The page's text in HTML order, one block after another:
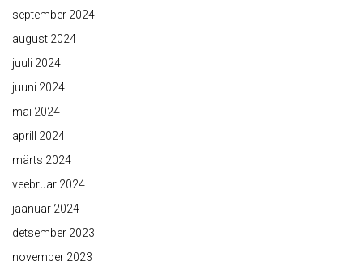
september 2024
august 2024
juuli 2024
juuni 2024
mai 2024
aprill 2024
märts 2024
veebruar 2024
jaanuar 2024
detsember 2023
november 2023